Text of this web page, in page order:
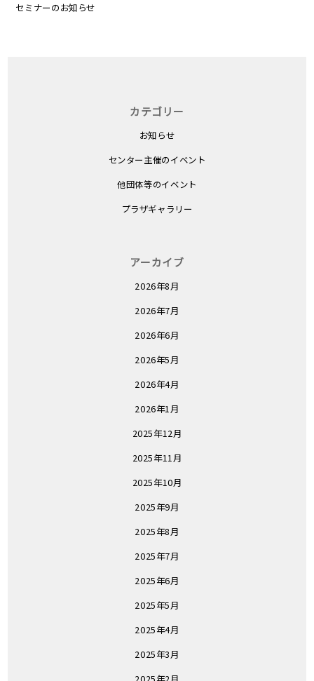
セミナーのお知らせ
カテゴリー
お知らせ
センター主催のイベント
他団体等のイベント
プラザギャラリー
アーカイブ
2026年8月
2026年7月
2026年6月
2026年5月
2026年4月
2026年1月
2025年12月
2025年11月
2025年10月
2025年9月
2025年8月
2025年7月
2025年6月
2025年5月
2025年4月
2025年3月